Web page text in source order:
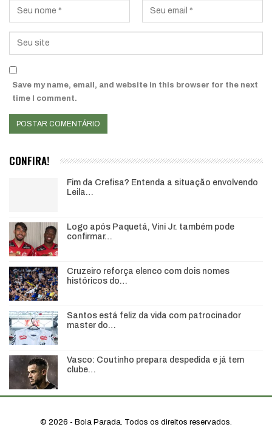
Save my name, email, and website in this browser for the next
time I comment.
CONFIRA!
Fim da Crefisa? Entenda a situação envolvendo
Leila…
Logo após Paquetá, Vini Jr. também pode
confirmar…
Cruzeiro reforça elenco com dois nomes
históricos do…
Santos está feliz da vida com patrocinador
master do…
Vasco: Coutinho prepara despedida e já tem
clube…
© 2026 - Bola Parada. Todos os direitos reservados.